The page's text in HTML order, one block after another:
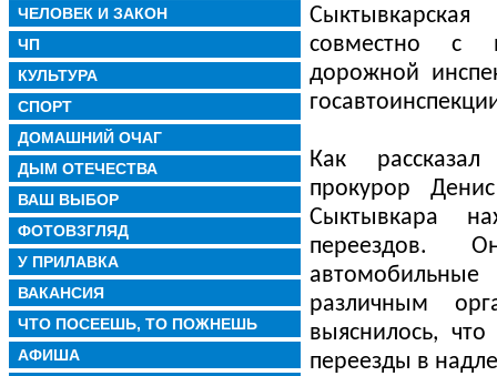
ЧЕЛОВЕК И ЗАКОН
ЧП
КУЛЬТУРА
СПОРТ
ДОМАШНИЙ ОЧАГ
ДЫМ ОТЕЧЕСТВА
ВАШ ВЫБОР
ФОТОВЗГЛЯД
У ПРИЛАВКА
ВАКАНСИЯ
ЧТО ПОСЕЕШЬ, ТО ПОЖНЕШЬ
АФИША
совместно с
дорожной
Как рассказал
прокурор
Сыктывкара
переездов.
различным
выяснилось,
переезды в